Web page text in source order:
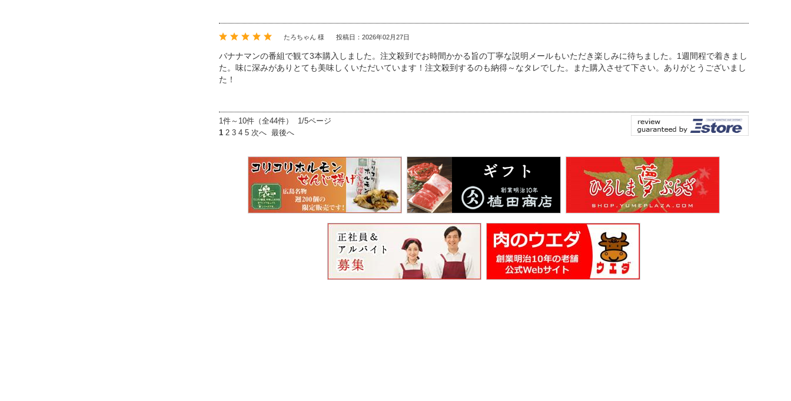
たろちゃん 様 投稿日：2026年02月27日
バナナマンの番組で観て3本購入しました。注文殺到でお時間かかる旨の丁寧な説明メールもいただき楽しみに待ちました。1週間程で着きまし
た。味に深みがありとても美味しくいただいています！注文殺到するのも納得～なタレでした。また購入させて下さい。ありがとうございまし
た！
1件～10件（全44件） 1/5ページ
1 2 3 4 5 次へ 最後へ